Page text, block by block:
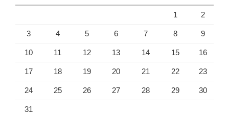
1 2
3 4 5 6 7 8 9
10 11 12 13 14 15 16
17 18 19 20 21 22 23
24 25 26 27 28 29 30
31